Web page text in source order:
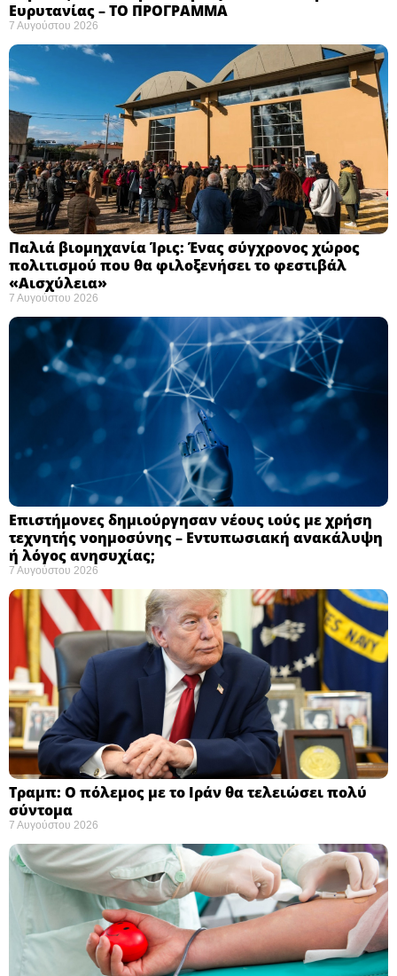
Ευρυτανίας – ΤΟ ΠΡΟΓΡΑΜΜΑ
7 Αυγούστου 2026
Παλιά βιομηχανία Ίρις: Ένας σύγχρονος χώρος
πολιτισμού που θα φιλοξενήσει το φεστιβάλ
«Αισχύλεια» ​
7 Αυγούστου 2026
Επιστήμονες δημιούργησαν νέους ιούς με χρήση
τεχνητής νοημοσύνης – Εντυπωσιακή ανακάλυψη
ή λόγος ανησυχίας; ​
7 Αυγούστου 2026
Τραμπ: Ο πόλεμος με το Ιράν θα τελειώσει πολύ
σύντομα ​
7 Αυγούστου 2026